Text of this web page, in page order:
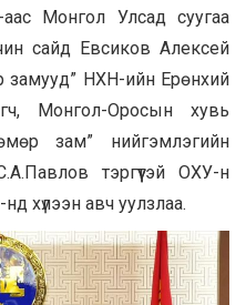
Монгол Улсад суугаа
сайд Евсиков Алексей
замууд” НХН-ийн Ерөнхий
Монгол-Оросын хувь
зам” нийгэмлэгийн
тэргүүтэй ОХУ-н
хүлээн авч уулзлаа.